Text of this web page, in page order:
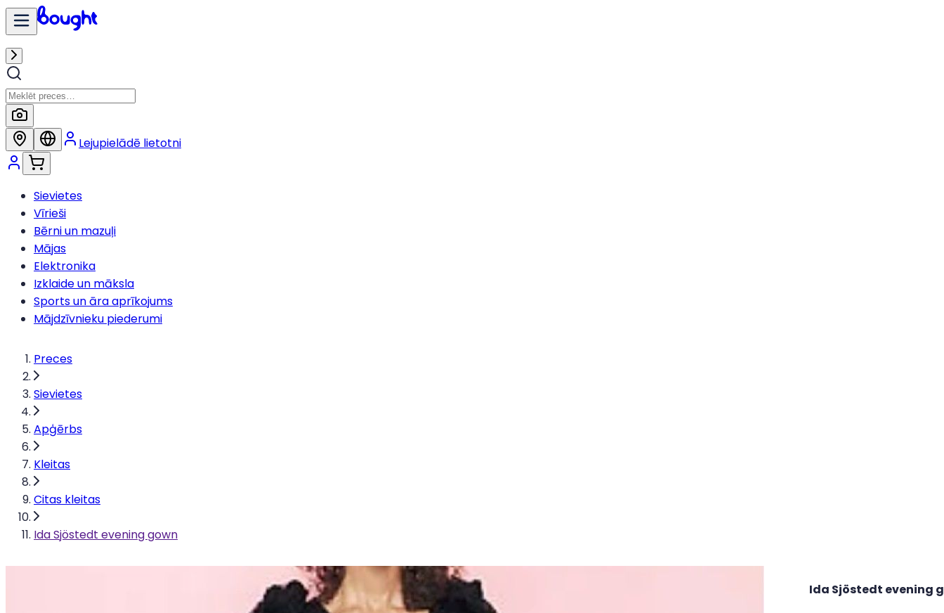
Lejupielādē lietotni
Sievietes
Vīrieši
Bērni un mazuļi
Mājas
Elektronika
Izklaide un māksla
Sports un āra aprīkojums
Mājdzīvnieku piederumi
Preces
Sievietes
Apģērbs
Kleitas
Citas kleitas
Ida Sjöstedt evening gown
Ida Sjöstedt evening